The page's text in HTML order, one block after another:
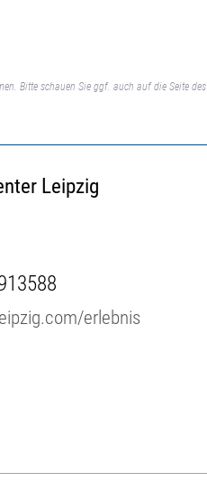
Bitte schauen Sie ggf. auch auf die Seite
Leipzig
erlebnis